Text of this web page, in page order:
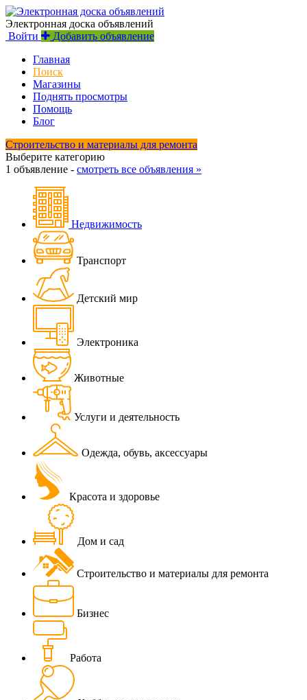
Электронная доска объявлений
Войти
Добавить объявление
Главная
Поиск
Магазины
Поднять просмотры
Помощь
Блог
Строительство и материалы для ремонта
Выберите категорию
1 объявление - смотреть все объявления »
Недвижимость
Транспорт
Детский мир
Электроника
Животные
Услуги и деятельность
Одежда, обувь, аксессуары
Красота и здоровье
Дом и сад
Строительство и материалы для ремонта
Бизнес
Работа